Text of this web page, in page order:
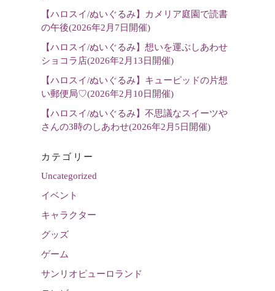
【ハロスイ/ぬいぐるみ】カメリア庭園で読書
の午後(2026年2月7日開催)
【ハロスイ/ぬいぐるみ】想いを運ぶしあわせ
ショコラ店(2026年2月13日開催)
【ハロスイ/ぬいぐるみ】キューピッドの片想
い郵便局♡(2026年2月10日開催)
【ハロスイ/ぬいぐるみ】不思議なスイーツや
さんの3時のしあわせ(2026年2月5日開催)
カテゴリー
Uncategorized
イベント
キャラクター
グッズ
ゲーム
サンリオピューロランド